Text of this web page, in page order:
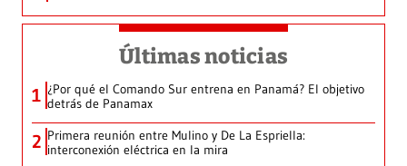
Últimas noticias
1 ¿Por qué el Comando Sur entrena en Panamá? El objetivo
detrás de Panamax
2 Primera reunión entre Mulino y De La Espriella:
interconexión eléctrica en la mira